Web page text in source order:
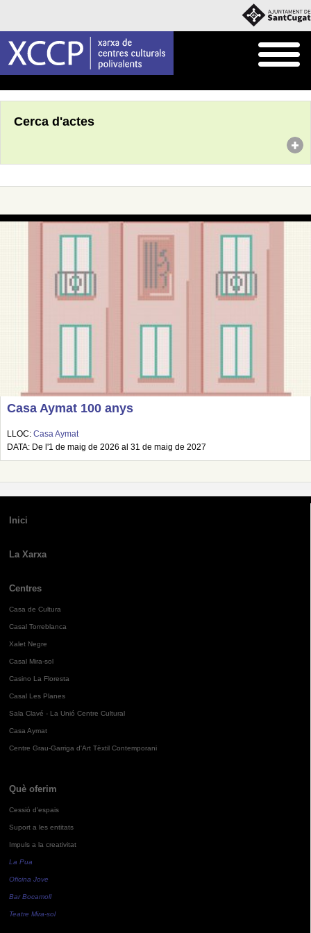
Cerca d'actes
Casa Aymat 100 anys
LLOC: Casa Aymat
DATA: De l'1 de maig de 2026 al 31 de maig de 2027
Inici
La Xarxa
Centres
Casa de Cultura
Casal Torreblanca
Xalet Negre
Casal Mira-sol
Casino La Floresta
Casal Les Planes
Sala Clavé - La Unió Centre Cultural
Casa Aymat
Centre Grau-Garriga d'Art Tèxtil Contemporani
Què oferim
Cessió d'espais
Suport a les entitats
Impuls a la creativitat
La Pua
Oficina Jove
Bar Bocamoll
Teatre Mira-sol